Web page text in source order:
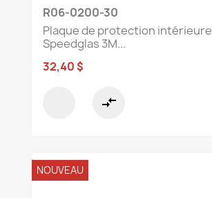
R06-0200-30
Plaque de protection intérieure
Speedglas 3M...
32,40 $
compare_arrows
NOUVEAU